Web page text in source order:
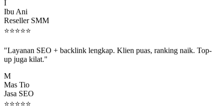
Ibu Ani
Reseller SMM
⭐⭐⭐⭐⭐
up juga kilat."
Mas Tio
Jasa SEO
⭐⭐⭐⭐⭐